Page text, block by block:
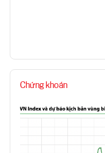
Chứng khoán